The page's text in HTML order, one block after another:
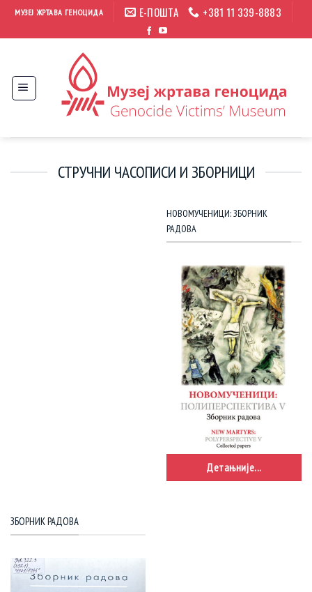
Прескочи
садржај
МУЗЕЈ ЖРТАВА ГЕНОЦИДА Е-ПОШТА +381 11 339-8883
СТРУЧНИ ЧАСОПИСИ И ЗБОРНИЦИ
НОВОМУЧЕНИЦИ: ЗБОРНИК
РАДОВА
Детањније...
ЗБОРНИК РАДОВА